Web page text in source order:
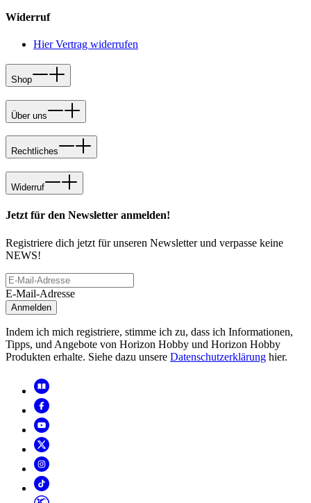
Widerruf
Hier Vertrag widerrufen
Shop
Über uns
Rechtliches
Widerruf
Jetzt für den Newsletter anmelden!
Registriere dich jetzt für unseren Newsletter und verpasse keine
NEWS!
E-Mail-Adresse
Anmelden
Indem ich mich registriere, stimme ich zu, dass ich Informationen,
Tipps, und Angebote von Horizon Hobby und Horizon Hobby
Produkten erhalte. Siehe dazu unsere Datenschutzerklärung hier.